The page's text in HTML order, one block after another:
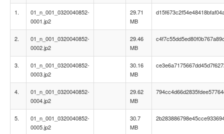
1.
01_n_001_0320040852-
0001.jp2
29.71
MB
2.
01_n_001_0320040852-
0002.jp2
29.46
MB
3.
01_n_001_0320040852-
0003.jp2
30.16
MB
4.
01_n_001_0320040852-
0004.jp2
29.62
MB
5.
01_n_001_0320040852-
0005.jp2
30.7
MB